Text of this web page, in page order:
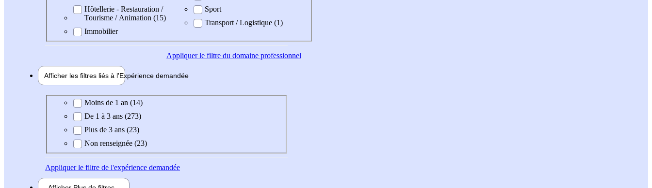
Hôtellerie - Restauration /
Tourisme / Animation (15)
Immobilier
Sport
Transport / Logistique (1)
Appliquerle filtre du domaine professionnel
Afficher les filtres liés à l'Expérience demandée
Expérience demandée
Moins de 1 an (14)
De 1 à 3 ans (273)
Plus de 3 ans (23)
Non renseignée (23)
Appliquerle filtre de l'expérience demandée